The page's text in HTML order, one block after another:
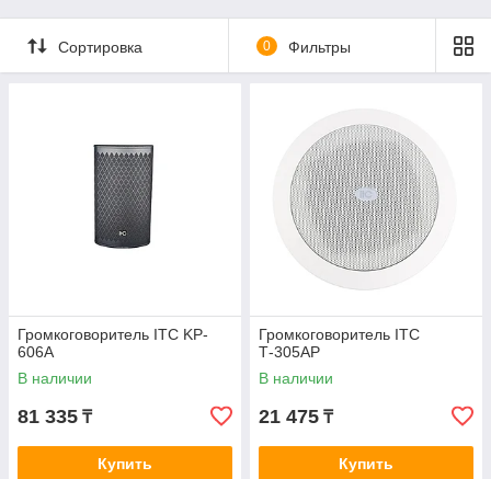
Сортировка 0 Фильтры
Громкоговоритель ITC KP-
606A
В наличии
81 335 ₸
Купить
Громкоговоритель ITC
T‑305AP
В наличии
21 475 ₸
Купить